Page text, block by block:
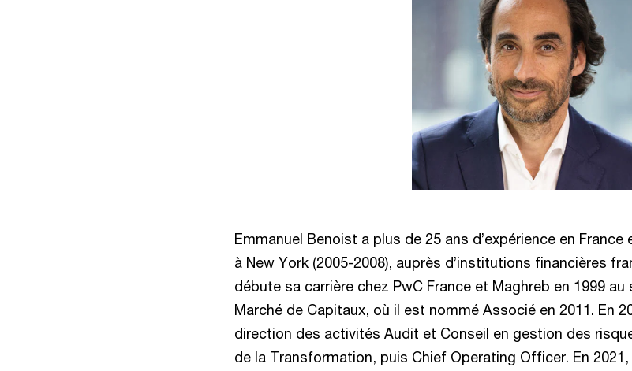
Emmanuel Benoist a plus de 25 ans d’expérience en
à New York (2005-2008), auprès d’institutions financières
débute sa carrière chez PwC France et Maghreb en 1999
Marché de Capitaux, où il est nommé Associé en 2011. En
direction des activités Audit et Conseil en gestion des
de la Transformation, puis Chief Operating Officer. En